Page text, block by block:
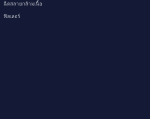
ฉีดสลายกล้ามเนื้อ
ฟิลเลอร์